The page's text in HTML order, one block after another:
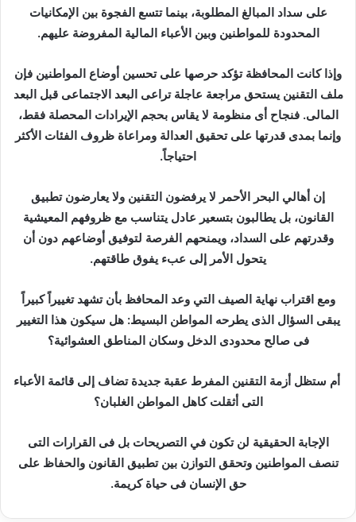
على سداد المبالغ المطلوبة، بينما تتسع الفجوة بين الإمكانيات
المحدودة للمواطنين وبين الأعباء المالية المفروضة عليهم.
وإذا كانت المحافظة تؤكد حرصها على تحسين أوضاع المواطنين فإن
ملف التقنين يستحق مراجعة عاجلة تراعى البعد الاجتماعى قبل البعد
المالى. فنجاح أى منظومة لا يقاس بحجم الإيرادات المحصلة فقط،
وإنما بمدى قدرتها على تحقيق العدالة ومراعاة ظروف الفئات الأكثر
احتياجاً.
إن أهالي البحر الأحمر لا يرفضون التقنين ولا يعارضون تطبيق
القانون، بل يطالبون بتسعير عادل يتناسب مع ظروفهم المعيشية
وقدرتهم على السداد، ويمنحهم الفرصة لتوفيق أوضاعهم دون أن
يتحول الأمر إلى عبء يفوق طاقتهم.
ومع اقتراب نهاية الصيف التي وعد المحافظ بأن تشهد تغييراً كبيراً
يبقى السؤال الذى يطرحه المواطن البسيط: هل سيكون هذا التغيير
فى صالح محدودى الدخل وسكان المناطق العشوائية؟
أم ستظل أزمة التقنين المفرط عقبة جديدة تضاف إلى قائمة الأعباء
التى أثقلت كاهل المواطن الغلبان؟
الإجابة الحقيقية لن تكون في التصريحات بل فى القرارات التى
تنصف المواطنين وتحقق التوازن بين تطبيق القانون والحفاظ على
حق الإنسان فى حياة كريمة.